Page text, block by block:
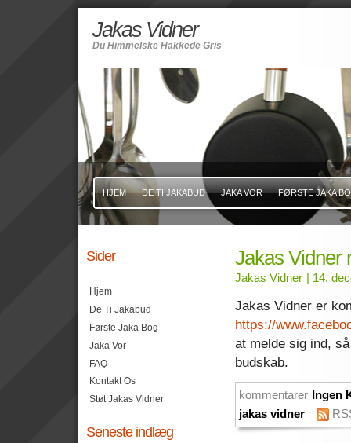
Jakas Vidner
Du Himmelske Hakkede Gris
HJEM DE TI JAKABUD JAKA VOR FØRSTE JAKA
Jakas Vidner
Jakas Vidner | 14.
Jakas Vidner er
https://
at melde sig ind,
budskab.
kommentarer Ingen
jakas vidner
Sider
Hjem
De Ti Jakabud
Første Jaka Bog
Jaka Vor
FAQ
Kontakt Os
Støt Jakas Vidner
Seneste indlæg